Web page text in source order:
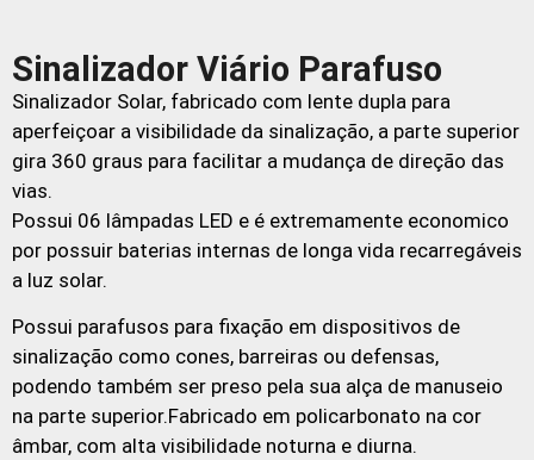
Sinalizador Viário Parafuso
Sinalizador Solar, fabricado com lente dupla para
aperfeiçoar a visibilidade da sinalização, a parte superior
gira 360 graus para facilitar a mudança de direção das
vias.
Possui 06 lâmpadas LED e é extremamente economico
por possuir baterias internas de longa vida recarregáveis
a luz solar.
Possui parafusos para fixação em dispositivos de
sinalização como cones, barreiras ou defensas,
podendo também ser preso pela sua alça de manuseio
na parte superior.Fabricado em policarbonato na cor
âmbar, com alta visibilidade noturna e diurna.